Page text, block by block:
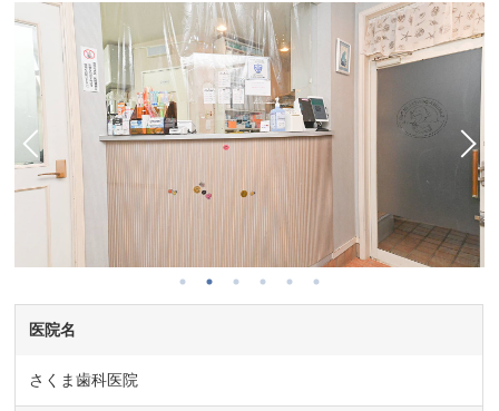
医院名
さくま歯科医院